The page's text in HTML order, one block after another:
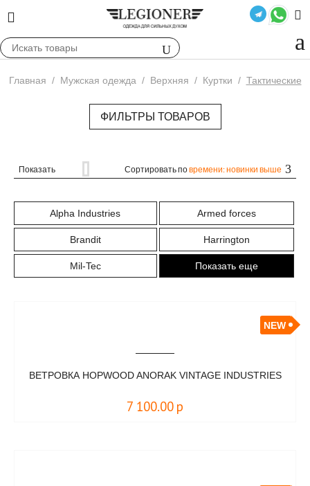
Главная / Мужская одежда / Верхняя / Куртки / Тактические
ФИЛЬТРЫ ТОВАРОВ
Показать Сортировать повремени: новинки выше
Alpha Industries Armed forces
Brandit Harrington
Mil-Tec Показать еще
NEW
ВЕТРОВКА HOPWOOD ANORAK VINTAGE INDUSTRIES
7 100.00 р